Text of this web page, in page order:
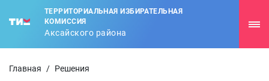
ТЕРРИТОРИАЛЬНАЯ ИЗБИРАТЕЛЬНАЯ
КОМИССИЯ
Аксайского района
Главная / Решения